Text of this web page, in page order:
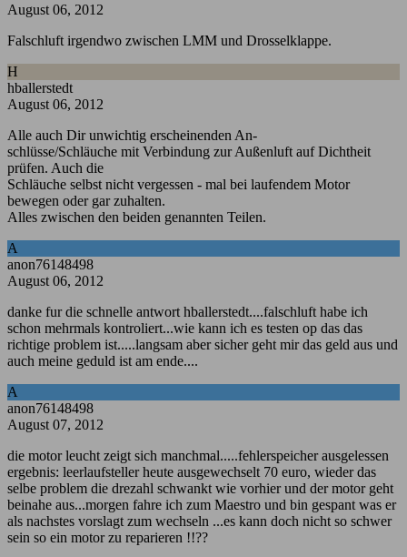
August 06, 2012
Falschluft irgendwo zwischen LMM und Drosselklappe.
H
hballerstedt
August 06, 2012
Alle auch Dir unwichtig erscheinenden An-
schlüsse/Schläuche mit Verbindung zur Außenluft auf Dichtheit
prüfen. Auch die
Schläuche selbst nicht vergessen - mal bei laufendem Motor
bewegen oder gar zuhalten.
Alles zwischen den beiden genannten Teilen.
A
anon76148498
August 06, 2012
danke fur die schnelle antwort hballerstedt....falschluft habe ich
schon mehrmals kontroliert...wie kann ich es testen op das das
richtige problem ist.....langsam aber sicher geht mir das geld aus und
auch meine geduld ist am ende....
A
anon76148498
August 07, 2012
die motor leucht zeigt sich manchmal.....fehlerspeicher ausgelessen
ergebnis: leerlaufsteller heute ausgewechselt 70 euro, wieder das
selbe problem die drezahl schwankt wie vorhier und der motor geht
beinahe aus...morgen fahre ich zum Maestro und bin gespant was er
als nachstes vorslagt zum wechseln ...es kann doch nicht so schwer
sein so ein motor zu reparieren !!??